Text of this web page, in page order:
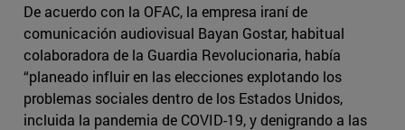
De acuerdo con la OFAC, la empresa iraní de
comunicación audiovisual Bayan Gostar, habitual
colaboradora de la Guardia Revolucionaria, había
“planeado influir en las elecciones explotando los
problemas sociales dentro de los Estados Unidos,
incluida la pandemia de COVID-19, y denigrando a las